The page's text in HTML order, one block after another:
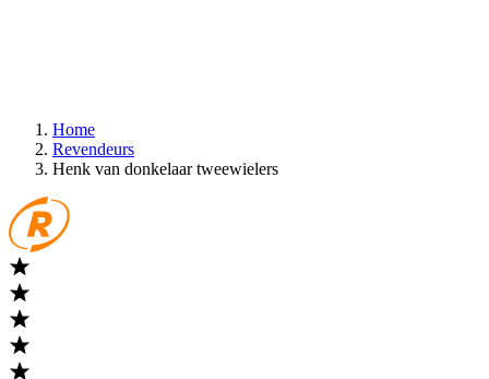
Home
Revendeurs
Henk van donkelaar tweewielers